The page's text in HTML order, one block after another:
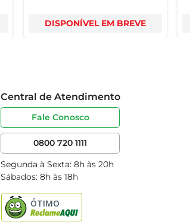
DISPONÍVEL EM BREVE
Central de Atendimento
Fale Conosco
0800 720 1111
Segunda à Sexta: 8h às 20h
Sábados: 8h às 18h